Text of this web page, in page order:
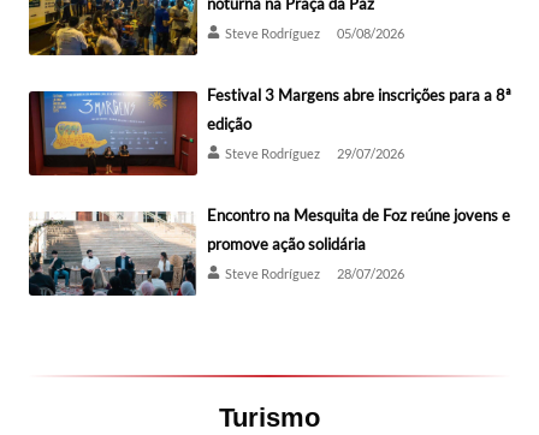
Steve Rodríguez 05/08/2026
Festival 3 Margens abre inscrições para a 8ª
edição
Steve Rodríguez 29/07/2026
Encontro na Mesquita de Foz reúne jovens e
promove ação solidária
Steve Rodríguez 28/07/2026
Turismo